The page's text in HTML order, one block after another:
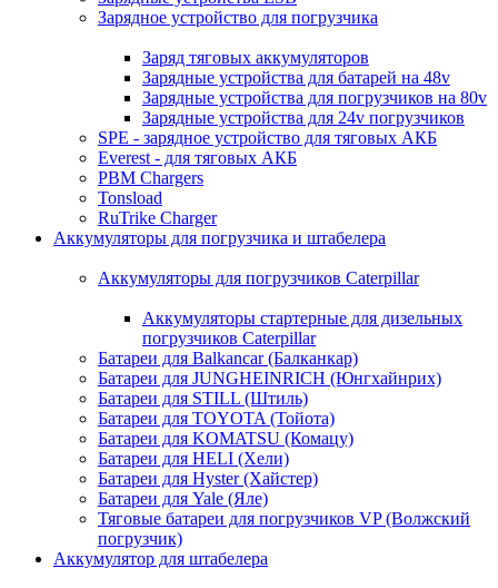
Зарядное устройство для погрузчика
Заряд тяговых аккумуляторов
Зарядные устройства для батарей на 48v
Зарядные устройства для погрузчиков на 80v
Зарядные устройства для 24v погрузчиков
SPE - зарядное устройство для тяговых АКБ
Everest - для тяговых АКБ
PBM Chargers
Tonsload
RuTrike Charger
Аккумуляторы для погрузчика и штабелера
Аккумуляторы для погрузчиков Caterpillar
Аккумуляторы стартерные для дизельных
погрузчиков Caterpillar
Батареи для Balkancar (Балканкар)
Батареи для JUNGHEINRICH (Юнгхайнрих)
Батареи для STILL (Штиль)
Батареи для TOYOTA (Тойота)
Батареи для KOMATSU (Комацу)
Батареи для HELI (Хели)
Батареи для Hyster (Хайстер)
Батареи для Yale (Яле)
Тяговые батареи для погрузчиков VP (Волжский
погрузчик)
Аккумулятор для штабелера